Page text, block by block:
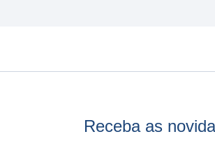
Receba as